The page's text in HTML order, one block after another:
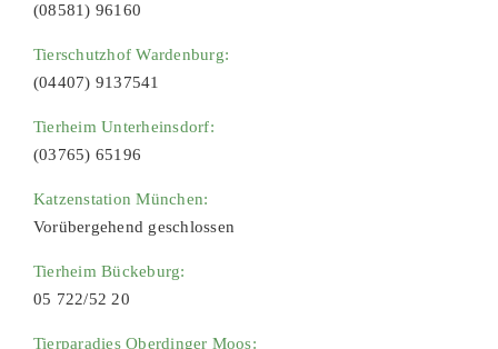
(08581) 96160
Tierschutzhof Wardenburg:
(04407) 9137541
Tierheim Unterheinsdorf:
(03765) 65196
Katzenstation München:
Vorübergehend geschlossen
Tierheim Bückeburg:
05 722/52 20
Tierparadies Oberdinger Moos: